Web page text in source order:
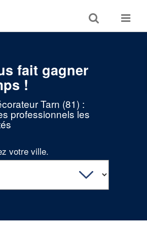
Toggle
search
Toggle
fait gagner
!
Tarn (81) :
professionnels les
votre ville.